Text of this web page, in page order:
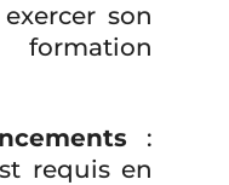
son
:
requis en